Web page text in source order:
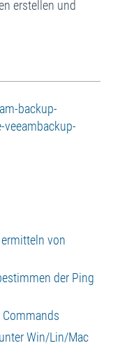
erstellen und
backup-
von
der Ping
Win/Lin/Mac